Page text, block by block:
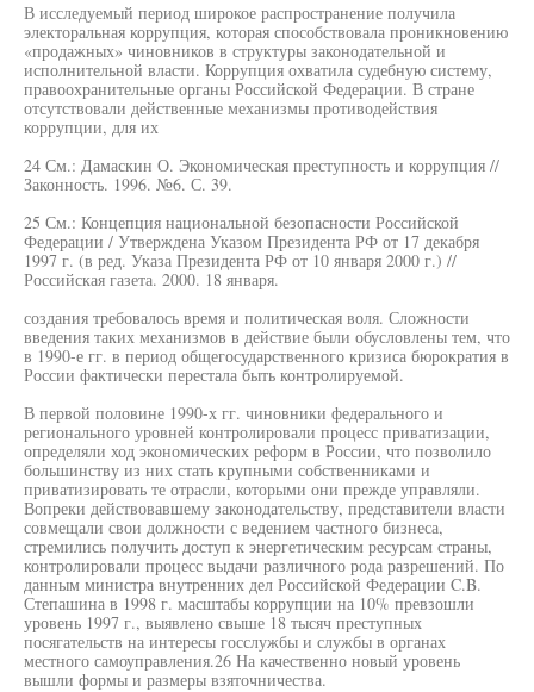
В исследуемый период широкое распространение получила
электоральная коррупция, которая способствовала проникновению
«продажных» чиновников в структуры законодательной и
исполнительной власти. Коррупция охватила судебную систему,
правоохранительные органы Российской Федерации. В стране
отсутствовали действенные механизмы противодействия
коррупции, для их
24 См.: Дамаскин О. Экономическая преступность и коррупция //
Законность. 1996. №6. С. 39.
25 См.: Концепция национальной безопасности Российской
Федерации / Утверждена Указом Президента РФ от 17 декабря
1997 г. (в ред. Указа Президента РФ от 10 января 2000 г.) //
Российская газета. 2000. 18 января.
создания требовалось время и политическая воля. Сложности
введения таких механизмов в действие были обусловлены тем, что
в 1990-е гг. в период общегосударственного кризиса бюрократия в
России фактически перестала быть контролируемой.
В первой половине 1990-х гг. чиновники федерального и
регионального уровней контролировали процесс приватизации,
определяли ход экономических реформ в России, что позволило
большинству из них стать крупными собственниками и
приватизировать те отрасли, которыми они прежде управляли.
Вопреки действовавшему законодательству, представители власти
совмещали свои должности с ведением частного бизнеса,
стремились получить доступ к энергетическим ресурсам страны,
контролировали процесс выдачи различного рода разрешений. По
данным министра внутренних дел Российской Федерации C.B.
Степашина в 1998 г. масштабы коррупции на 10% превзошли
уровень 1997 г., выявлено свыше 18 тысяч преступных
посягательств на интересы госслужбы и службы в органах
местного самоуправления.26 На качественно новый уровень
вышли формы и размеры взяточничества.